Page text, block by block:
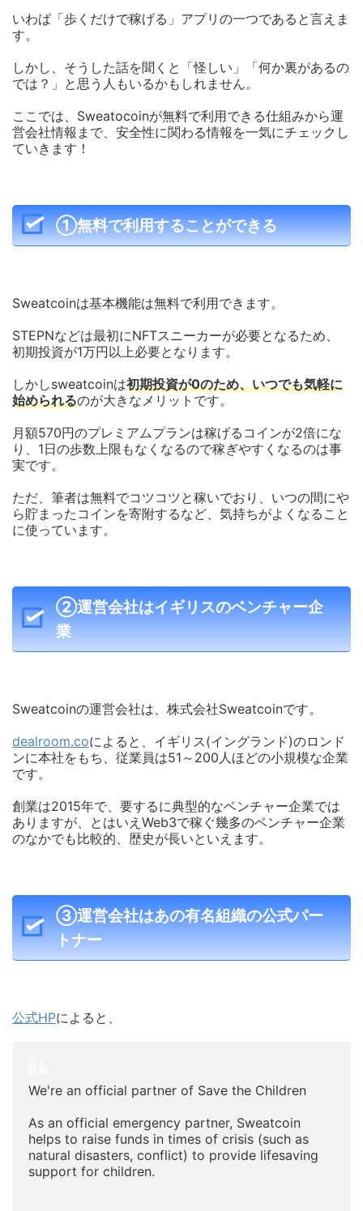
いわば「歩くだけで稼げる」アプリの一つであると言えま
す。
しかし、そうした話を聞くと「怪しい」「何か裏があるの
では？」と思う人もいるかもしれません。
ここでは、Sweatocoinが無料で利用できる仕組みから運
営会社情報まで、安全性に関わる情報を一気にチェックし
ていきます！
①無料で利用することができる
Sweatcoinは基本機能は無料で利用できます。
STEPNなどは最初にNFTスニーカーが必要となるため、
初期投資が1万円以上必要となります。
しかしsweatcoinは初期投資が0のため、いつでも気軽に
始められるのが大きなメリットです。
月額570円のプレミアムプランは稼げるコインが2倍にな
り、1日の歩数上限もなくなるので稼ぎやすくなるのは事
実です。
ただ、筆者は無料でコツコツと稼いでおり、いつの間にや
ら貯まったコインを寄附するなど、気持ちがよくなること
に使っています。
②運営会社はイギリスのベンチャー企
業
Sweatcoinの運営会社は、株式会社Sweatcoinです。
dealroom.coによると、 イギリス(イングランド)のロンド
ンに本社をもち、従業員は51～200人ほどの小規模な企業
です。
創業は2015年で、要するに典型的なベンチャー企業では
ありますが、とはいえWeb3で稼ぐ幾多のベンチャー企業
のなかでも比較的、歴史が長いといえます。
③運営会社はあの有名組織の公式パー
トナー
公式HPによると、
We're an official partner of Save the Children
As an official emergency partner, Sweatcoin
helps to raise funds in times of crisis (such as
natural disasters, conflict) to provide lifesaving
support for children.